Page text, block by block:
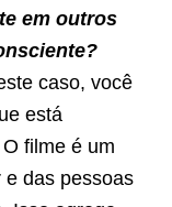
em outros
caso, você
está
filme é um
e das pessoas